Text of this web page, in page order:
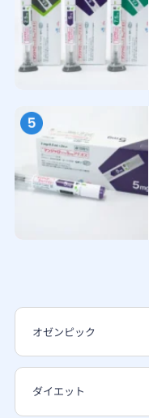
オゼンピック
ダイエット